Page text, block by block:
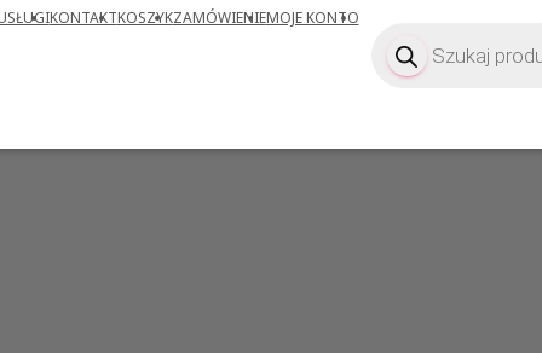
E
KONTAKTKOSZYKZAMÓWIENIEMOJE KONTO
produktów